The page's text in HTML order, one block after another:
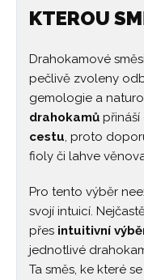
KTEROU
Drahokamové
pečlivě zvoleny
gemologie a
drahokamů
cestu, proto
fioly či lahve
Pro tento výběr
svojí intuicí.
přes intuitivní
jednotlivé
Ta směs, ke které se